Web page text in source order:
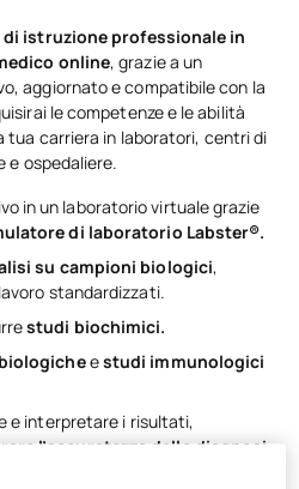
istruzione professionale in
online, grazie a un
aggiornato e compatibile con la
le competenze e le abilità
tua carriera in laboratori, centri di
ospedaliere.
in un laboratorio virtuale grazie
di laboratorio Labster®.
su campioni biologici,
standardizzati.
studi biochimici.
estudi immunologici
e interpretare i risultati,
l’accuratezza delle diagnosi